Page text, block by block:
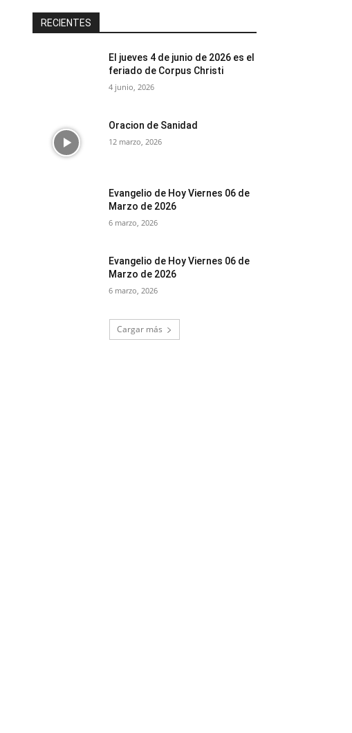
RECIENTES
El jueves 4 de junio de 2026 es el
feriado de Corpus Christi
4 junio, 2026
Oracion de Sanidad
12 marzo, 2026
Evangelio de Hoy Viernes 06 de
Marzo de 2026
6 marzo, 2026
Evangelio de Hoy Viernes 06 de
Marzo de 2026
6 marzo, 2026
Cargar más